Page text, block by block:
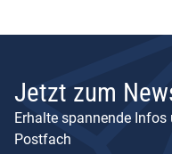
Jetzt zum
Erhalte spannende
Postfach